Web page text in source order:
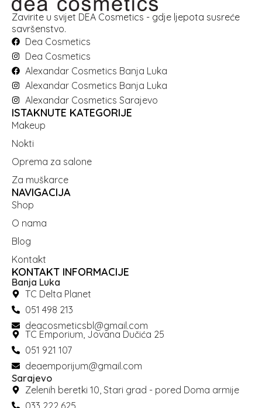
Zavirite u svijet DEA Cosmetics - gdje ljepota susreće
savršenstvo.
Dea Cosmetics
Dea Cosmetics
Alexandar Cosmetics Banja Luka
Alexandar Cosmetics Banja Luka
Alexandar Cosmetics Sarajevo
ISTAKNUTE KATEGORIJE
Makeup
Nokti
Oprema za salone
Za muškarce
NAVIGACIJA
Shop
O nama
Blog
Kontakt
KONTAKT INFORMACIJE
Banja Luka
TC Delta Planet
051 498 213
deacosmeticsbl@gmail.com
TC Emporium, Jovana Dučića 25
051 921 107
deaemporijum@gmail.com
Sarajevo
Zelenih beretki 10, Stari grad - pored Doma armije
033 222 625